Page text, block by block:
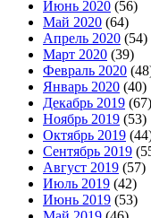
Июнь 2020 (56)
Май 2020 (64)
Апрель 2020 (54)
Март 2020 (39)
Февраль 2020
Январь 2020 (40)
Декабрь 2019 (67)
Ноябрь 2019 (53)
Октябрь 2019
Сентябрь 2019
Август 2019 (57)
Июль 2019 (42)
Июнь 2019 (53)